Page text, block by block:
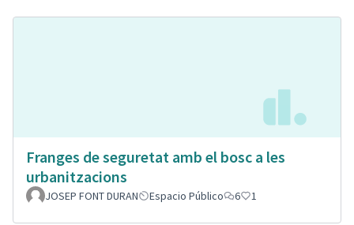
Franges de seguretat amb el bosc a les
urbanitzacions
JOSEP FONT DURAN Espacio Público 6 1